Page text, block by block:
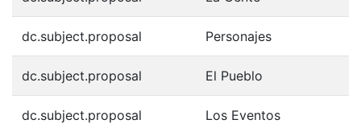
dc.subject.proposal Personajes
dc.subject.proposal El Pueblo
dc.subject.proposal Los Eventos